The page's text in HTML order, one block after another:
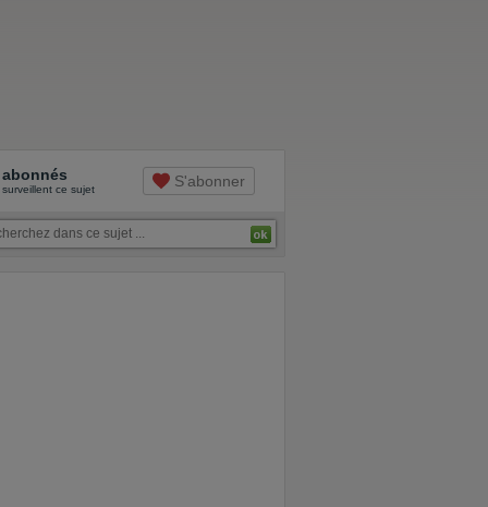
abonnés
surveillent ce sujet S'abonner